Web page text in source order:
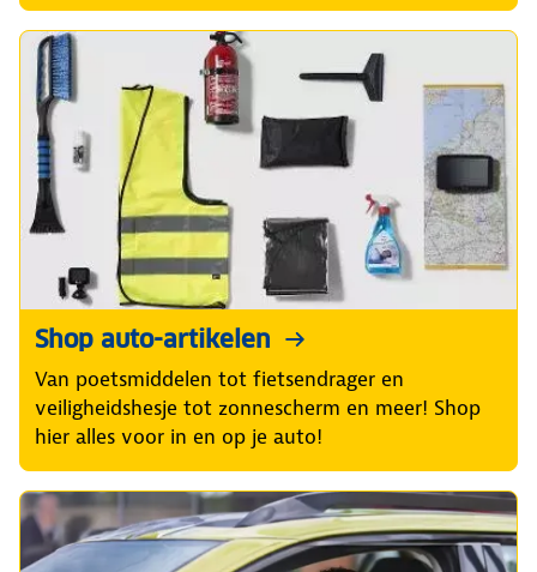
Shop auto-artikelen
Van poetsmiddelen tot fietsendrager en
veiligheidshesje tot zonnescherm en meer! Shop
hier alles voor in en op je auto!